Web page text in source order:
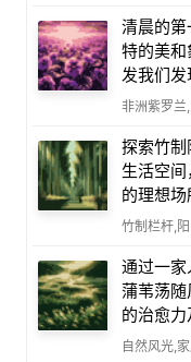
清晨的
特的美
发我们发
非洲紫罗兰
探索竹
生活空
的理想场
竹制栏杆,
通过一
蒲苇荡
的治愈力
自然风光,